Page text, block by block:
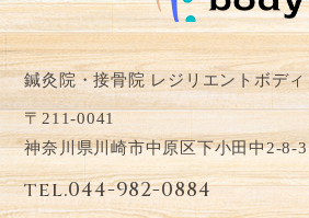
鍼灸院・接骨院 レジリエントボディ
〒211-0041
神奈川県川崎市中原区下小田中2-8-3
tel.044-982-0884